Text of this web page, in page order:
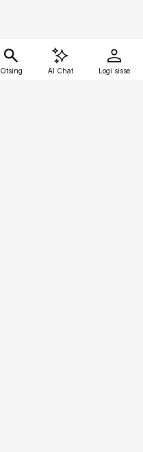
Otsing AI Chat Logi sisse